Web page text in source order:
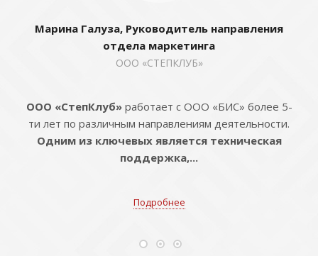
Марина Галуза, Руководитель направления
отдела маркетинга
ООО «СТЕПКЛУБ»
ООО «СтепКлуб»работает с ООО «БИС» более 5-
ти лет по различным направлениям деятельности.
Одним из ключевых является техническая
поддержка,...
Подробнее